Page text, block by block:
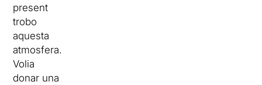
present
trobo
aquesta
atmosfera.
Volia
donar una